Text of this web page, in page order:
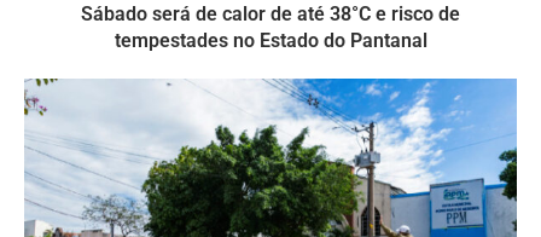
Sábado será de calor de até 38°C e risco de
tempestades no Estado do Pantanal